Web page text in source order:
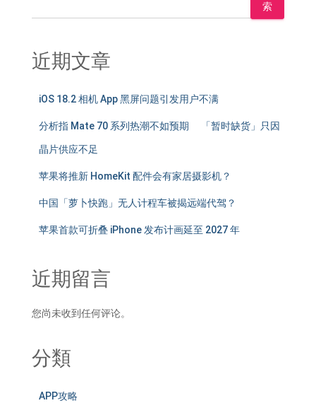
索
近期文章
iOS 18.2 相机 App 黑屏问题引发用户不满
分析指 Mate 70 系列热潮不如预期 「暂时缺货」只因
晶片供应不足
苹果将推新 HomeKit 配件会有家居摄影机？
中国「萝卜快跑」无人计程车被揭远端代驾？
苹果首款可折叠 iPhone 发布计画延至 2027 年
近期留言
您尚未收到任何评论。
分類
APP攻略